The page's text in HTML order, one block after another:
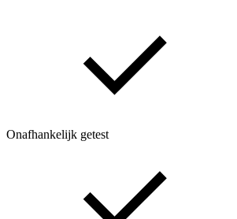
Onafhankelijk getest